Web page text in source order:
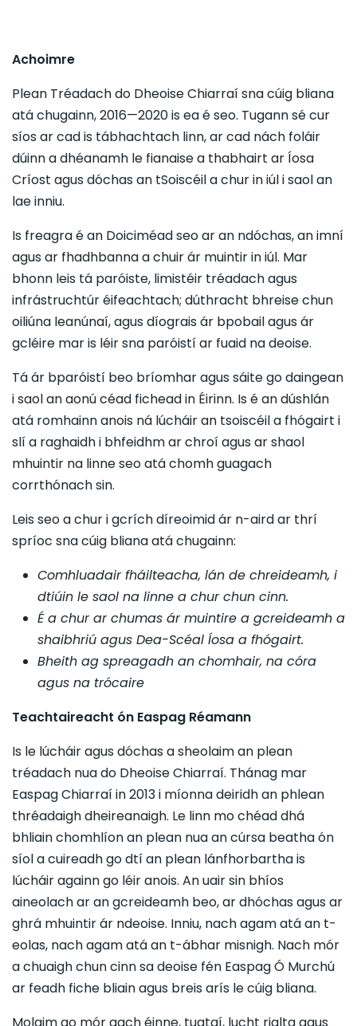
Achoimre
Plean Tréadach do Dheoise Chiarraí sna cúig bliana
atá chugainn, 2016—2020 is ea é seo. Tugann sé cur
síos ar cad is tábhachtach linn, ar cad nách foláir
dúinn a dhéanamh le fianaise a thabhairt ar Íosa
Críost agus dóchas an tSoiscéil a chur in iúl i saol an
lae inniu.
Is freagra é an Doiciméad seo ar an ndóchas, an imní
agus ar fhadhbanna a chuir ár muintir in iúl. Mar
bhonn leis tá paróiste, limistéir tréadach agus
infrástruchtúr éifeachtach; dúthracht bhreise chun
oiliúna leanúnaí, agus díograis ár bpobail agus ár
gcléire mar is léir sna paróistí ar fuaid na deoise.
Tá ár bparóistí beo bríomhar agus sáite go daingean
i saol an aonú céad fichead in Éirinn. Is é an dúshlán
atá romhainn anois ná lúcháir an tsoiscéil a fhógairt i
slí a raghaidh i bhfeidhm ar chroí agus ar shaol
mhuintir na linne seo atá chomh guagach
corrthónach sin.
Leis seo a chur i gcrích díreoimid ár n-aird ar thrí
spríoc sna cúig bliana atá chugainn:
Comhluadair fháilteacha, lán de chreideamh, i
dtiúin le saol na linne a chur chun cinn.
É a chur ar chumas ár muintire a gcreideamh a
shaibhriú agus Dea-Scéal Íosa a fhógairt.
Bheith ag spreagadh an chomhair, na córa
agus na trócaire
Teachtaireacht ón Easpag Réamann
Is le lúcháir agus dóchas a sheolaim an plean
tréadach nua do Dheoise Chiarraí. Thánag mar
Easpag Chiarraí in 2013 i míonna deiridh an phlean
thréadaigh dheireanaigh. Le linn mo chéad dhá
bhliain chomhlíon an plean nua an cúrsa beatha ón
síol a cuireadh go dtí an plean lánfhorbartha is
lúcháir againn go léir anois. An uair sin bhíos
aineolach ar an gcreideamh beo, ar dhóchas agus ar
ghrá mhuintir ár ndeoise. Inniu, nach agam atá an t-
eolas, nach agam atá an t-ábhar misnigh. Nach mór
a chuaigh chun cinn sa deoise fén Easpag Ó Murchú
ar feadh fiche bliain agus breis arís le cúig bliana.